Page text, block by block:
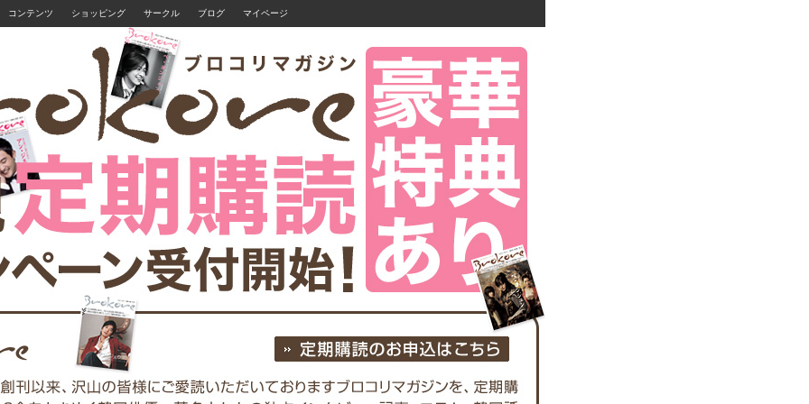
コンテンツ ショッピング サークル ブログ マイページ